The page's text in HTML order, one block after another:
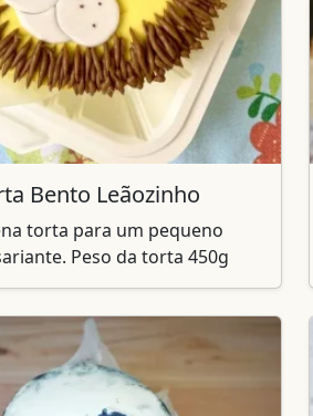
Bento Leãozinho
torta para um pequeno
Peso da torta 450g